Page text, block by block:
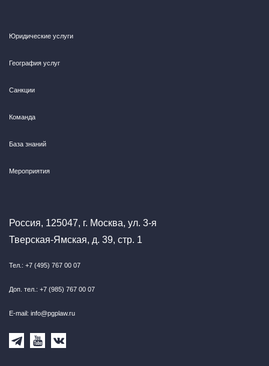
Юридические услуги
География услуг
Санкции
Команда
База знаний
Мероприятия
Россия, 125047, г. Москва, ул. 3-я
Тверская-Ямская, д. 39, стр. 1
Тел.: +7 (495) 767 00 07
Доп. тел.: +7 (985) 767 00 07
E-mail: info@pgplaw.ru